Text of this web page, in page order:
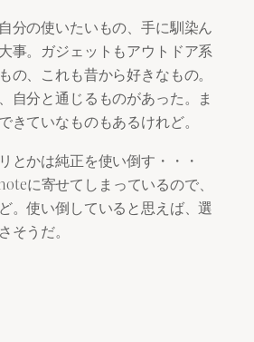
分の使いたいもの、手に馴染ん
事。ガジェットもアウトドア系
の、これも昔から好きなもの。
自分と通じるものがあった。ま
きていなものもあるけれど。
とかは純正を使い倒す・・・
に寄せてしまっているので、
。使い倒していると思えば、選
そうだ。